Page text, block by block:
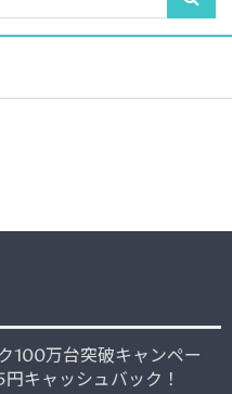
100万台突破キャンペー
キャッシュバック！